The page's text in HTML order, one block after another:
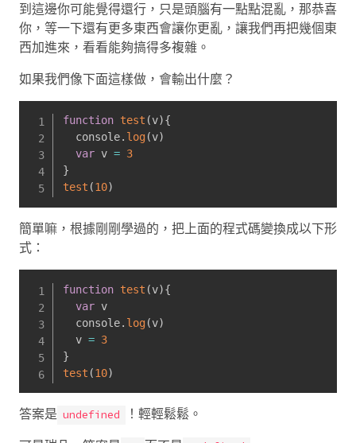
到這邊你可能覺得還行，只是頭腦有一點點混亂，那恭喜
你，等一下還有更多東西會讓你更亂，讓我們再把幾個東
西加進來，看看能夠搞得多複雜。
如果我們像下面這樣做，會輸出什麼？
function test (v){
  console
. log(v)
var v = 3
}
test (10)
簡單嘛，根據剛剛學過的，把上面的程式碼變換成以下形
式：
function test (v){
var v
  console
. log(v)
  v
= 3
}
test (10)
答案是 undefined
！輕輕鬆鬆。